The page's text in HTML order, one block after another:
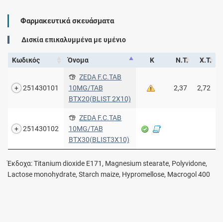
Φαρμακευτικά σκευάσματα
Δισκία επικαλυμμένα με υμένιο
Κωδικός Όνομα Κ Ν.Τ. Χ.Τ.
251430101
ZEDA F.C.TAB
10MG/TAB
BTX20(BLIST 2X10)
2,37 2,72
251430102
ZEDA F.C.TAB
10MG/TAB
BTX30(BLIST3X10)
Έκδοχα: Titanium dioxide E171, Magnesium stearate, Polyvidone,
Lactose monohydrate, Starch maize, Hypromellose, Macrogol 400